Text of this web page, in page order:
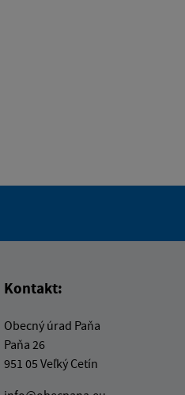
Kontakt:
Obecný úrad Paňa
Paňa 26
951 05 Veľký Cetín